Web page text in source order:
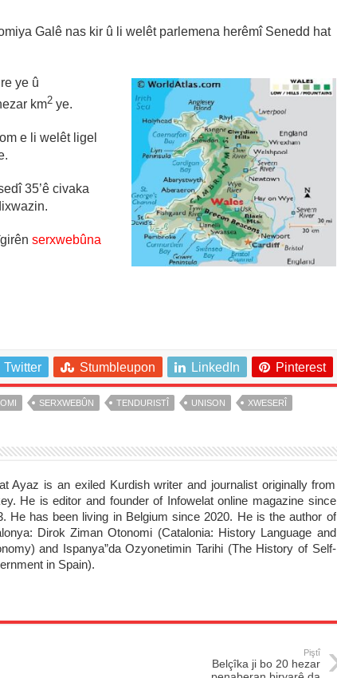
Galê nas kir û li welêt parlemena herêmî Senedd hat
ye û
km2 ye.
e li welêt ligel
35’ê civaka
serxwebûna
Twitter Stumbleupon LinkedIn Pinterest
SERXWEBÛN TENDURISTÎ UNISON XWESERÎ
Ayaz is an exiled Kurdish writer and journalist originally from
He is editor and founder of Infowelat online magazine since
He has been living in Belgium since 2020. He is the author of
Dirok Ziman Otonomi (Catalonia: History Language and
and Ispanya”da Ozyonetimin Tarihi (The History of Self-
in Spain).
Piştî
Belçîka ji bo 20 hezar